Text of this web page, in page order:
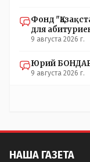
Фонд
для
9 августа 2026 г.
Юрий
9 августа 2026 г.
НАША ГАЗЕТА